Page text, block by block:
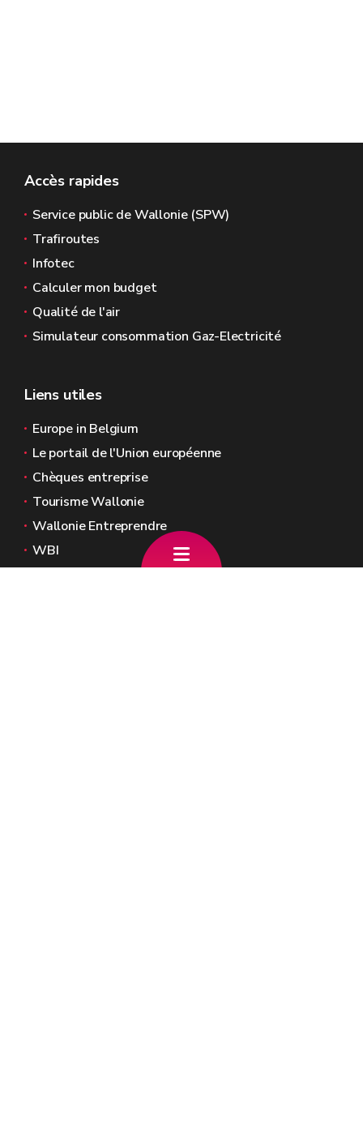
Accès rapides
Service public de Wallonie (SPW)
Trafiroutes
Infotec
Calculer mon budget
Qualité de l'air
Simulateur consommation Gaz-Electricité
Liens utiles
Europe in Belgium
Le portail de l'Union européenne
Chèques entreprise
Tourisme Wallonie
Wallonie Entreprendre
WBI